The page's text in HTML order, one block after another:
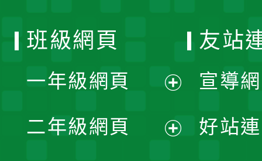
班級網頁
一年級網頁
開
二年級網頁
友站
宣導
好站